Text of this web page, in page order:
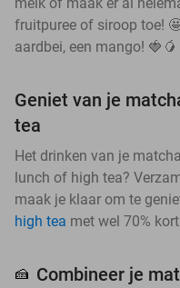
melk of maak er al
fruitpuree of siroop toe!
aardbei, een mango! 🍓🥭
Geniet van je
tea
Het drinken van je
lunch of high tea?
maak je klaar om te
high tea met wel 70%
🍰 Combineer je